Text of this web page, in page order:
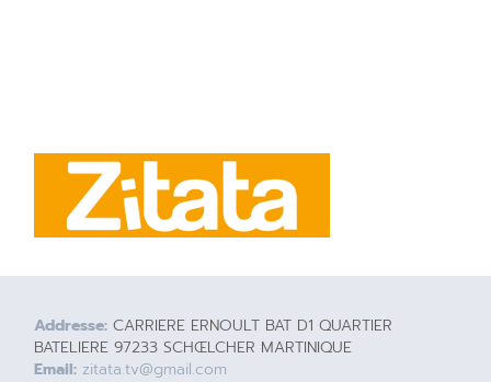
Addresse: CARRIERE ERNOULT BAT D1 QUARTIER
BATELIERE 97233 SCHŒLCHER MARTINIQUE
Email: zitata.tv@gmail.com